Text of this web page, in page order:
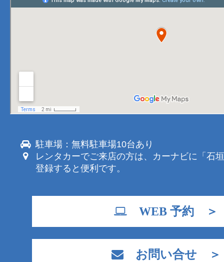
駐車場：無料駐車場10台あり
レンタカーでご来店の方は、カーナビに「石
登録すると便利です。
WEB 予約 ＞
お問い合せ ＞